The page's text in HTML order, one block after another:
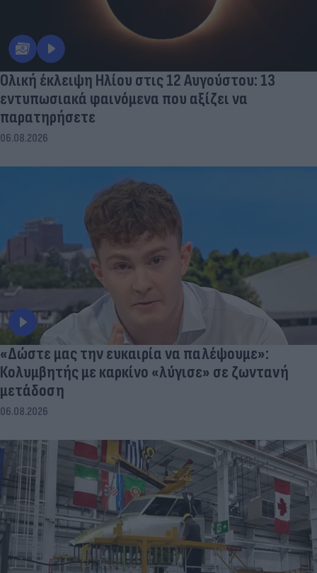
Ολική έκλειψη Ηλίου στις 12 Αυγούστου: 13
εντυπωσιακά φαινόμενα που αξίζει να
παρατηρήσετε
06.08.2026
«Δώστε μας την ευκαιρία να παλέψουμε»:
Κολυμβητής με καρκίνο «λύγισε» σε ζωντανή
μετάδοση
06.08.2026